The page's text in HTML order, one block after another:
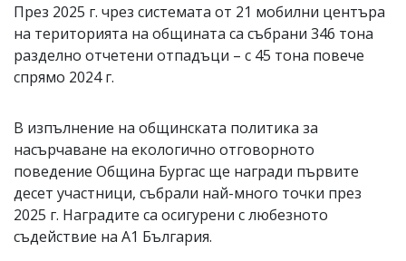
През 2025 г. чрез системата от 21 мобилни центъра
на територията на общината са събрани 346 тона
разделно отчетени отпадъци – с 45 тона повече
спрямо 2024 г.
В изпълнение на общинската политика за
насърчаване на екологично отговорното
поведение Община Бургас ще награди първите
десет участници, събрали най-много точки през
2025 г. Наградите са осигурени с любезното
съдействие на А1 България.